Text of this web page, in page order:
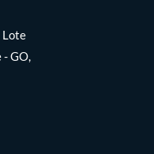
Lote
- GO,